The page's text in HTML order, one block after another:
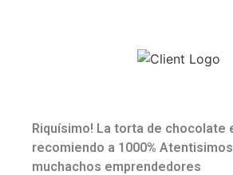
Riquísimo! La torta de chocolate
recomiendo a 1000%
muchachos emprendedores